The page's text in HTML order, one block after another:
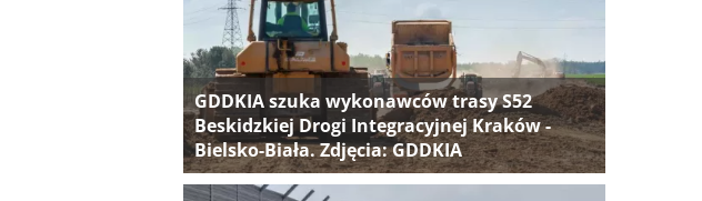
GDDKIA szuka wykonawców trasy S52
Beskidzkiej Drogi Integracyjnej Kraków -
Bielsko-Biała. Zdjęcia: GDDKIA